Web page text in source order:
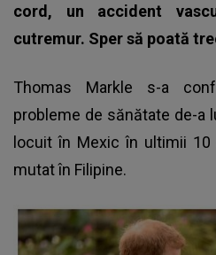
cord, un accident
cutremur. Sper să poată
Thomas Markle s-a
probleme de sănătate de-a
locuit în Mexic în ultimii 10
mutat în Filipine.